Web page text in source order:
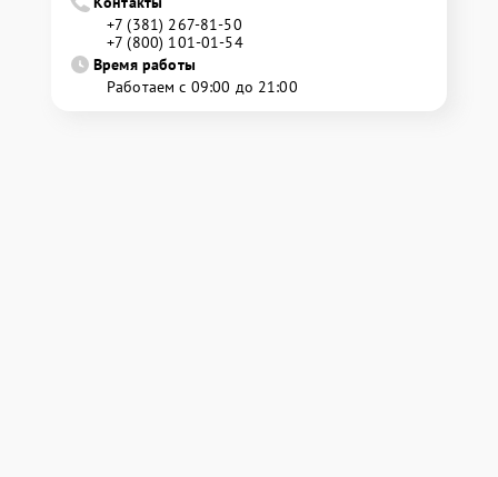
+7 (381) 267-81-50
+7 (800) 101-01-54
Время работы
Работаем с 09:00 до 21:00